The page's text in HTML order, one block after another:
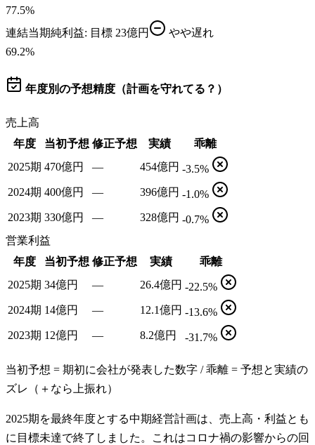
77.5%
連結当期純利益: 目標 23億円
やや遅れ
69.2%
年度別の予想精度（計画を守れてる？）
売上高
年度
当初予想 修正予想 実績
乖離
2025期 470億円 — 454億円 -3.5%
2024期 400億円 — 396億円 -1.0%
2023期 330億円 — 328億円 -0.7%
営業利益
年度
当初予想 修正予想 実績
乖離
2025期 34億円 — 26.4億円 -22.5%
2024期 14億円 — 12.1億円 -13.6%
2023期 12億円 — 8.2億円 -31.7%
当初予想 = 期初に会社が発表した数字 / 乖離 = 予想と実績の
ズレ（＋なら上振れ）
2025期を最終年度とする中期経営計画は、売上高・利益とも
に目標未達で終了しました。これはコロナ禍の影響からの回